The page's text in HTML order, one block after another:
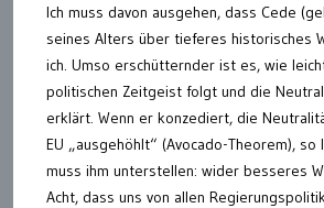
Ich muss davon ausgehen, dass Cede
seines Alters über tieferes historisches
ich. Umso erschütternder ist es, wie
politischen Zeitgeist folgt und die
erklärt. Wenn er konzediert, die
EU „ausgehöhlt“ (Avocado-Theorem), so
muss ihm unterstellen: wider besseres
Acht, dass uns von allen